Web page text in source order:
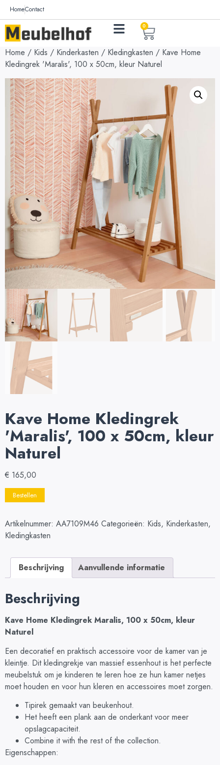
HomeContact
0
Home / Kids / Kinderkasten / Kledingkasten / Kave Home
Kledingrek 'Maralis', 100 x 50cm, kleur Naturel
Kave Home Kledingrek
'Maralis', 100 x 50cm, kleur
Naturel
€ 165,00
Bestellen
Artikelnummer: AA7109M46 Categorieën: Kids, Kinderkasten,
Kledingkasten
Beschrijving Aanvullende informatie
Beschrijving
Kave Home Kledingrek Maralis, 100 x 50cm, kleur
Naturel
Een decoratief en praktisch accessoire voor de kamer van je
kleintje. Dit kledingrekje van massief essenhout is het perfecte
meubelstuk om je kinderen te leren hoe ze hun kamer netjes
moet houden en voor hun kleren en accessoires moet zorgen.
Tipirek gemaakt van beukenhout.
Het heeft een plank aan de onderkant voor meer
opslagcapaciteit.
Combine it with the rest of the collection.
Eigenschappen: